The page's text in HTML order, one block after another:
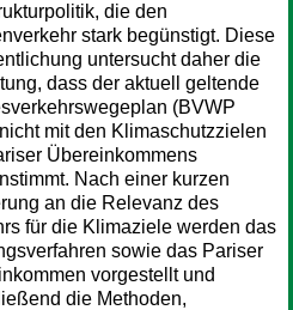
die den
stark begünstigt. Diese
untersucht daher die
dass der aktuell geltende
(BVWP
mit den Klimaschutzzielen
Übereinkommens
Nach einer kurzen
an die Relevanz des
für die Klimaziele werden das
sowie das Pariser
vorgestellt und
die Methoden,